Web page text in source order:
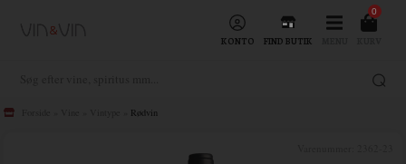
KONTO FIND BUTIK
0
Rødvin